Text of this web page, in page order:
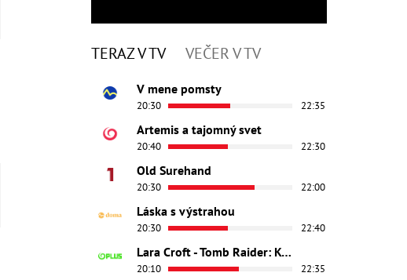
TERAZ V TV VEČER V TV
V mene pomsty
20:30 22:35
Artemis a tajomný svet
20:40 22:30
Old Surehand
20:30 22:00
Láska s výstrahou
20:30 22:40
Lara Croft - Tomb Raider: Kolíska života
20:10 22:35